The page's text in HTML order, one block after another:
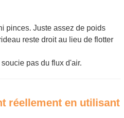
pinces. Juste assez de poids
reste droit au lieu de flotter
pas du flux d'air.
réellement en utilisant